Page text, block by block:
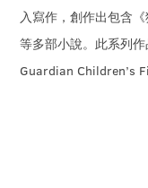
入寫作，創作出包含
等多部小說。此系列
Guardian Children’s